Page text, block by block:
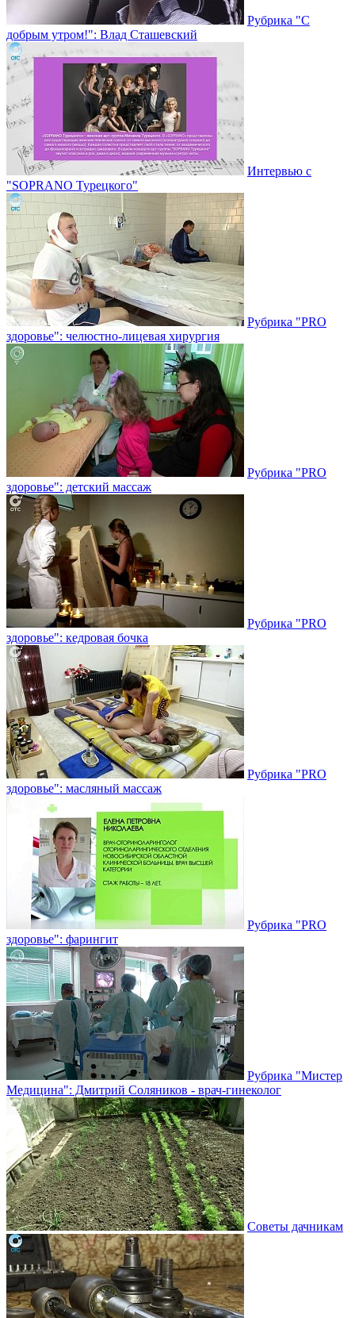
Рубрика "С
добрым утром!": Влад Сташевский
Интервью с
"SOPRANO Турецкого"
Рубрика "PRO
здоровье": челюстно-лицевая хирургия
Рубрика "PRO
здоровье": детский массаж
Рубрика "PRO
здоровье": кедровая бочка
Рубрика "PRO
здоровье": масляный массаж
Рубрика "PRO
здоровье": фарингит
Рубрика "Мистер
Медицина": Дмитрий Соляников - врач-гинеколог
Советы дачникам